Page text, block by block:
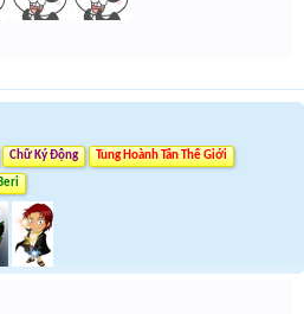
Chữ Ký Động Tung Hoành Tân Thế Giới